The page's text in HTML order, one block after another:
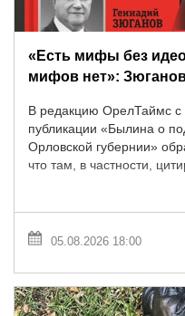
«Есть мифы без
мифов нет»:
В редакцию ОрелТаймс
публикации «Былина о
Орловской губернии»
что там, в частности,
05.08.2026 18:00